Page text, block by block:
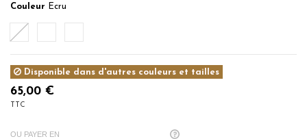
Couleur Ecru
Ecru
Disponible dans d'autres couleurs et tailles
65,00 €
TTC
OU PAYER EN